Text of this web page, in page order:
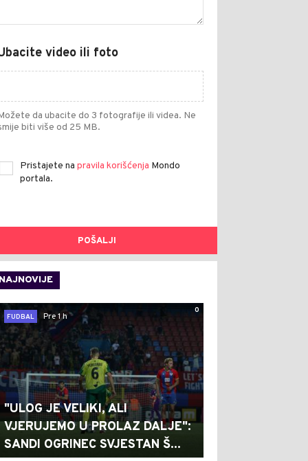
video ili foto
da ubacite do 3 fotografije ili videa. Ne
biti više od 25 MB.
Pristajete na pravila korišćenja Mondo
portala.
POŠALJI
NAJNOVIJE
0
FUDBAL
Pre 1 h
"ULOG JE VELIKI, ALI
VJERUJEMO U PROLAZ DALJE":
SANDI OGRINEC SVJESTAN Š...